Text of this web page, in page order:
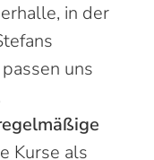
in der
uns
Kurse als